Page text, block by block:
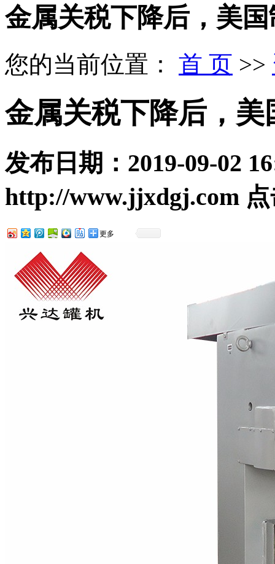
金属关税下降后，美
您的当前位置： 首 页 >>
金属关税下降后，
发布日期： 2019-09-02
http://www.jjxdgj.com
更多